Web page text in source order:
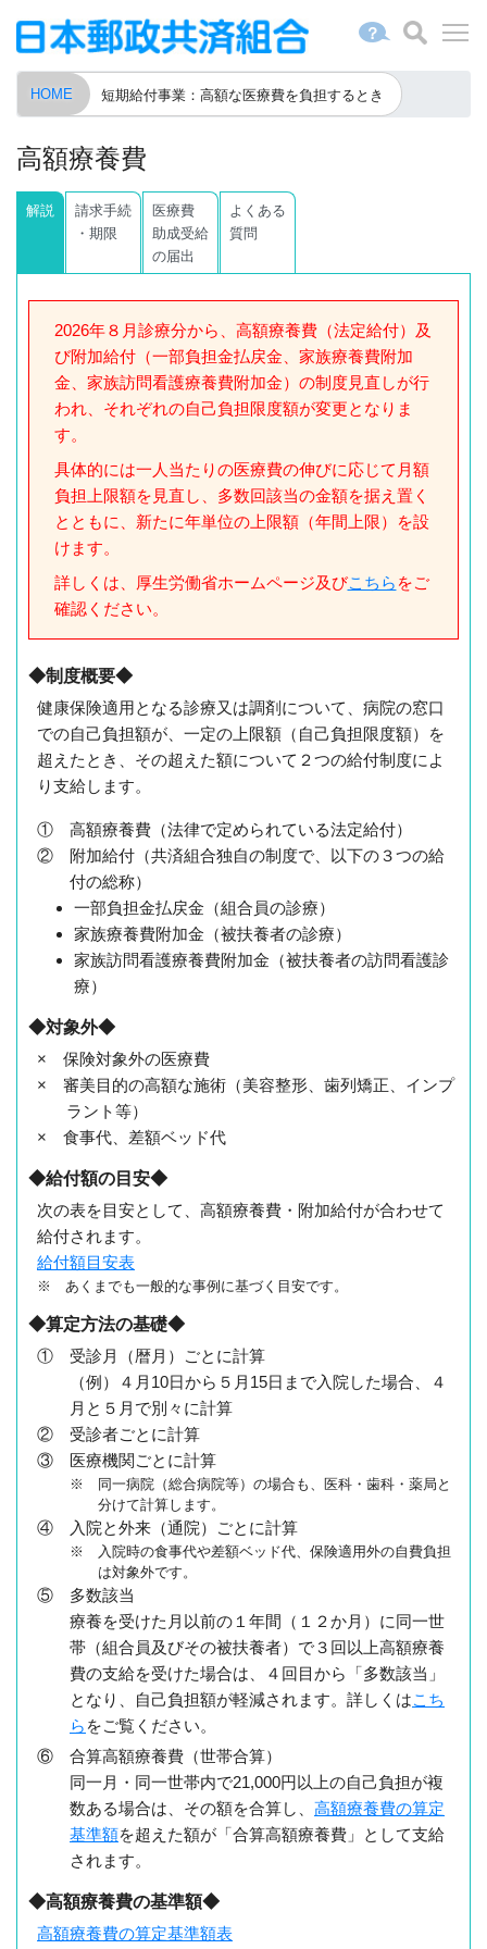
？
HOME 短期給付事業：高額な医療費を負担するとき
高額療養費
解説
請求手続
・期限
医療費
助成受給
の届出
よくある
質問
2026年８月診療分から、高額療養費（法定給付）及
び附加給付（一部負担金払戻金、家族療養費附加
金、家族訪問看護療養費附加金）の制度見直しが行
われ、それぞれの自己負担限度額が変更となりま
す。
具体的には一人当たりの医療費の伸びに応じて月額
負担上限額を見直し、多数回該当の金額を据え置く
とともに、新たに年単位の上限額（年間上限）を設
けます。
詳しくは、厚生労働省ホームページ及びこちら をご
確認ください。
◆制度概要◆
健康保険適用となる診療又は調剤について、病院の窓口
での自己負担額が、一定の上限額（自己負担限度額）を
超えたとき、その超えた額について２つの給付制度によ
り支給します。
① 高額療養費（法律で定められている法定給付）
② 附加給付（共済組合独自の制度で、以下の３つの給
付の総称）
一部負担金払戻金（組合員の診療）
家族療養費附加金（被扶養者の診療）
家族訪問看護療養費附加金（被扶養者の訪問看護診
療）
◆対象外◆
× 保険対象外の医療費
× 審美目的の高額な施術（美容整形、歯列矯正、インプ
ラント等）
× 食事代、差額ベッド代
◆給付額の目安◆
次の表を目安として、高額療養費・附加給付が合わせて
給付されます。
給付額目安表
※ あくまでも一般的な事例に基づく目安です。
◆算定方法の基礎◆
① 受診月（暦月）ごとに計算
（例）４月10日から５月15日まで入院した場合、４
月と５月で別々に計算
② 受診者ごとに計算
③ 医療機関ごとに計算
※ 同一病院（総合病院等）の場合も、医科・歯科・薬局と
分けて計算します。
④ 入院と外来（通院）ごとに計算
※ 入院時の食事代や差額ベッド代、保険適用外の自費負担
は対象外です。
⑤ 多数該当
療養を受けた月以前の１年間（１２か月）に同一世
帯（組合員及びその被扶養者）で３回以上高額療養
費の支給を受けた場合は、４回目から「多数該当」
となり、自己負担額が軽減されます。詳しくはこち
ら をご覧ください。
⑥ 合算高額療養費（世帯合算）
同一月・同一世帯内で21,000円以上の自己負担が複
数ある場合は、その額を合算し、 高額療養費の算定
基準額を超えた額が「合算高額療養費」として支給
されます。
◆高額療養費の基準額◆
高額療養費の算定基準額表